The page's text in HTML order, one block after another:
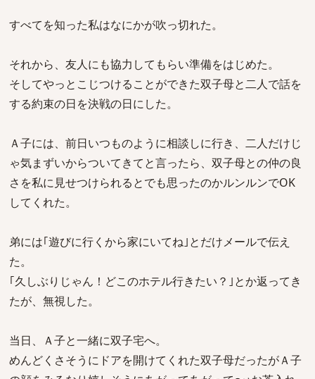
すべてを知った私はなにかが吹っ切れた。
それから、友人にも協力してもらい準備をはじめた。
そしてやっとこじつけることができた双子母と二人で話を
する約束の日を決戦の日にした。
Ａ子には、前日いつものように相談しに行き、二人だけじ
ゃ気まずいからついてきてと言ったら、双子母との仲の良
さを私に見せつけられるとでも思ったのかルンルンでOK
してくれた。
弟には｢遊びに行くから家にいてね｣とだけメールで伝え
た。
｢久しぶりじゃん！どこのホテル行きたい？｣とか返ってき
たが、無視した。
当日、Ａ子と一緒に双子宅へ。
めんどくさそうにドアを開けてくれた双子母だったがＡ子